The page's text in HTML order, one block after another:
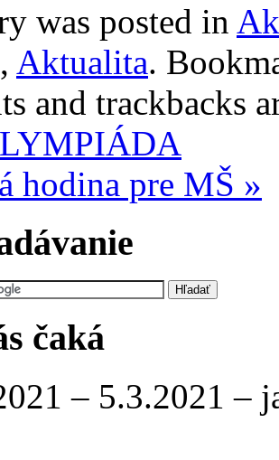
was posted in
, Aktualita.
and trackbacks
hodina pre MŠ »
čaká
– 5.3.2021 –